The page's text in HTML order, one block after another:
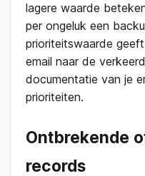
lagere waarde
per ongeluk een
prioriteitswaarde
email naar de
documentatie van je
prioriteiten.
Ontbrekende
records